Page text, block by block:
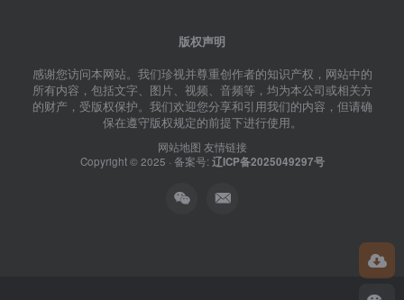
版权声明
感谢您访问本网站。我们珍视并尊重创作者的知识产权，网站中的
所有内容，包括文字、图片、视频、音频等，均为本公司或相关方
的财产，受版权保护。我们欢迎您分享和引用我们的内容，但请确
保在遵守版权规定的前提下进行使用。
网站地图 友情链接
Copyright © 2025 · 备案号: 辽ICP备2025049297号